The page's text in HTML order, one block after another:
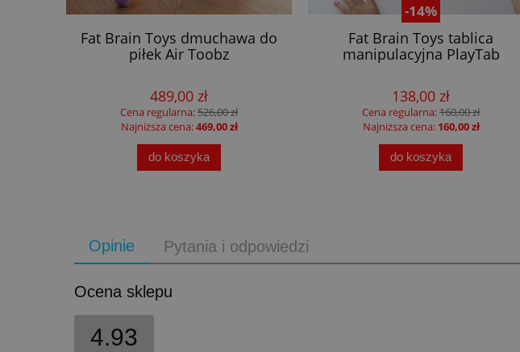
Fat Brain Toys dmuchawa do
piłek Air Toobz
489,00 zł
Cena regularna:526,00 zł
Najniższa cena:469,00 zł
do koszyka
-14%
Fat Brain Toys tablica
manipulacyjna PlayTab
138,00 zł
Cena regularna:160,00 zł
Najniższa cena: 160,00 zł
do koszyka
Opinie Pytania i odpowiedzi
Ocena sklepu
4.93